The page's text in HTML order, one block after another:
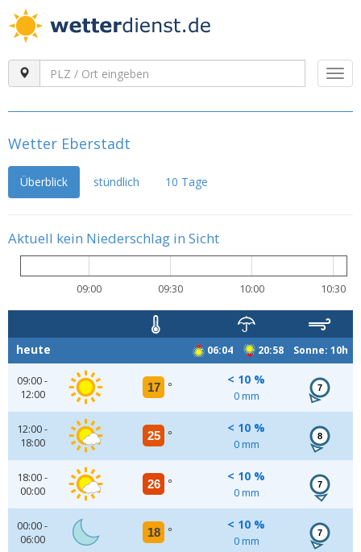
Wetter Eberstadt
Überblick stündlich 10 Tage
Aktuell kein Niederschlag in Sicht
09:00 09:30 10:00 10:30
06:04 20:58 Sonne: 10h
heute
09:00 -
12:00
17 °
< 10 %
0 mm
7
12:00 -
18:00
25 °
< 10 %
0 mm
8
18:00 -
00:00
26 °
< 10 %
0 mm
7
00:00 -
06:00
18 °
< 10 %
0 mm
7